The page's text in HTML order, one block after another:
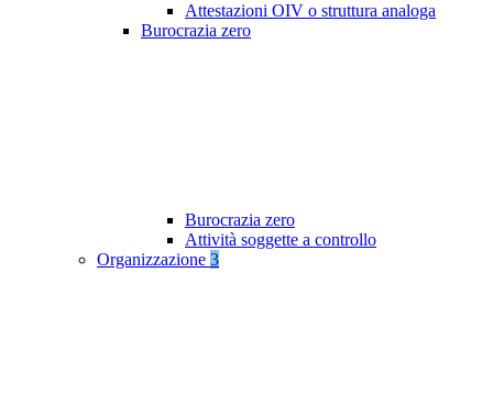
Attestazioni OIV o struttura analoga
Burocrazia zero
Burocrazia zero
Attività soggette a controllo
Organizzazione 3